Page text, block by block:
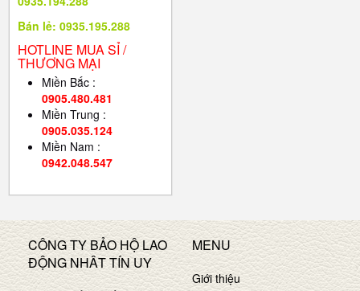
Bán lẻ: 0935.195.288
HOTLINE MUA SỈ /
THƯƠNG MẠI
Miền Bắc :
0905.480.481
Miền Trung :
0905.035.124
Miền Nam :
0942.048.547
CÔNG TY BẢO HỘ LAO
ĐỘNG NHÂT TÍN UY
MENU
Giới thiệu